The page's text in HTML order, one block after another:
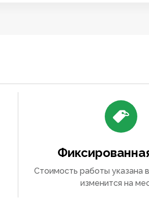
Стоимость работы указана
изменится на